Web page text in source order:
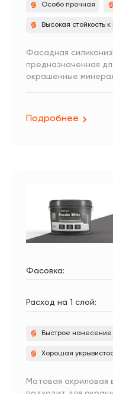
Особо прочная
Высокая стойкость к
Фасадная
предназначенная
окрашенные
Подробнее
Фасовка:
Расход на 1 слой:
Быстрое нанесение
Хорошая
Матовая акриловая